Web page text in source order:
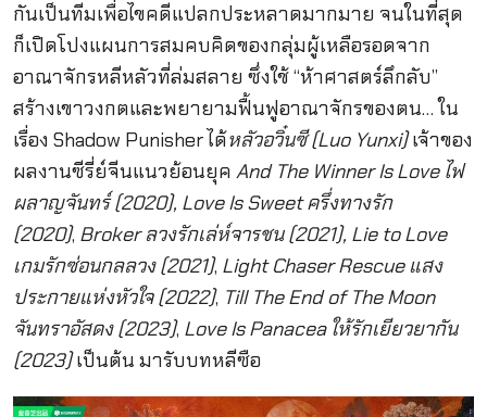
กันเป็นทีมเพื่อไขคดีแปลกประหลาดมากมาย จนในที่สุด
ก็เปิดโปงแผนการสมคบคิดของกลุ่มผู้เหลือรอดจาก
อาณาจักรหลีหลัวที่ล่มสลาย ซึ่งใช้ “ห้าศาสตร์ลึกลับ”
สร้างเขาวงกตและพยายามฟื้นฟูอาณาจักรของตน… ใน
เรื่อง Shadow Punisher ได้หลัวอวิ๋นซี (Luo Yunxi)เจ้าของ
ผลงานซีรี่ย์จีนแนวย้อนยุค And The Winner Is Love ไฟ
ผลาญจันทร์ (2020), Love Is Sweet ครึ่งทางรัก
(2020), Broker ลวงรักเล่ห์จารชน (2021), Lie to Love
เกมรักซ่อนกลลวง (2021), Light Chaser Rescue แสง
ประกายแห่งหัวใจ (2022), Till The End of The Moon
จันทราอัสดง (2023), Love Is Panacea ให้รักเยียวยากัน
(2023)เป็นต้น มารับบทหลีซือ